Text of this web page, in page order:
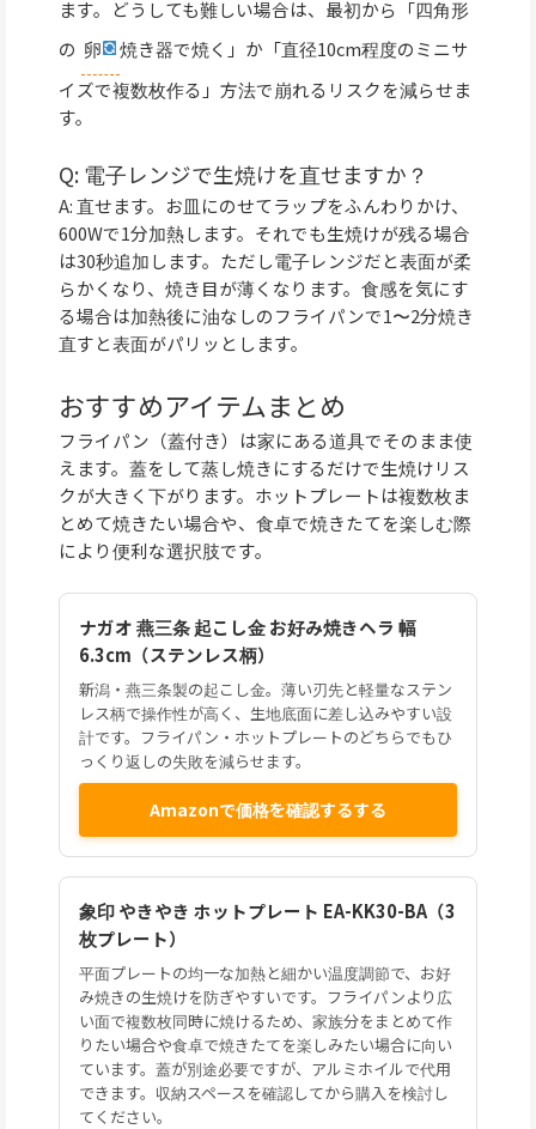
ます。どうしても難しい場合は、最初から「四角形
の 卵
焼き器で焼く」か「直径10cm程度のミニサ
イズで複数枚作る」方法で崩れるリスクを減らせま
す。
Q: 電子レンジで生焼けを直せますか？
A: 直せます。お皿にのせてラップをふんわりかけ、
600Wで1分加熱します。それでも生焼けが残る場合
は30秒追加します。ただし電子レンジだと表面が柔
らかくなり、焼き目が薄くなります。食感を気にす
る場合は加熱後に油なしのフライパンで1〜2分焼き
直すと表面がパリッとします。
おすすめアイテムまとめ
フライパン（蓋付き）は家にある道具でそのまま使
えます。蓋をして蒸し焼きにするだけで生焼けリス
クが大きく下がります。ホットプレートは複数枚ま
とめて焼きたい場合や、食卓で焼きたてを楽しむ際
により便利な選択肢です。
ナガオ 燕三条 起こし金 お好み焼きヘラ 幅
6.3cm（ステンレス柄）
新潟・燕三条製の起こし金。薄い刃先と軽量なステン
レス柄で操作性が高く、生地底面に差し込みやすい設
計です。フライパン・ホットプレートのどちらでもひ
っくり返しの失敗を減らせます。
Amazonで価格を確認するする
象印 やきやき ホットプレート EA-KK30-BA（3
枚プレート）
平面プレートの均一な加熱と細かい温度調節で、お好
み焼きの生焼けを防ぎやすいです。フライパンより広
い面で複数枚同時に焼けるため、家族分をまとめて作
りたい場合や食卓で焼きたてを楽しみたい場合に向い
ています。蓋が別途必要ですが、アルミホイルで代用
できます。収納スペースを確認してから購入を検討し
てください。